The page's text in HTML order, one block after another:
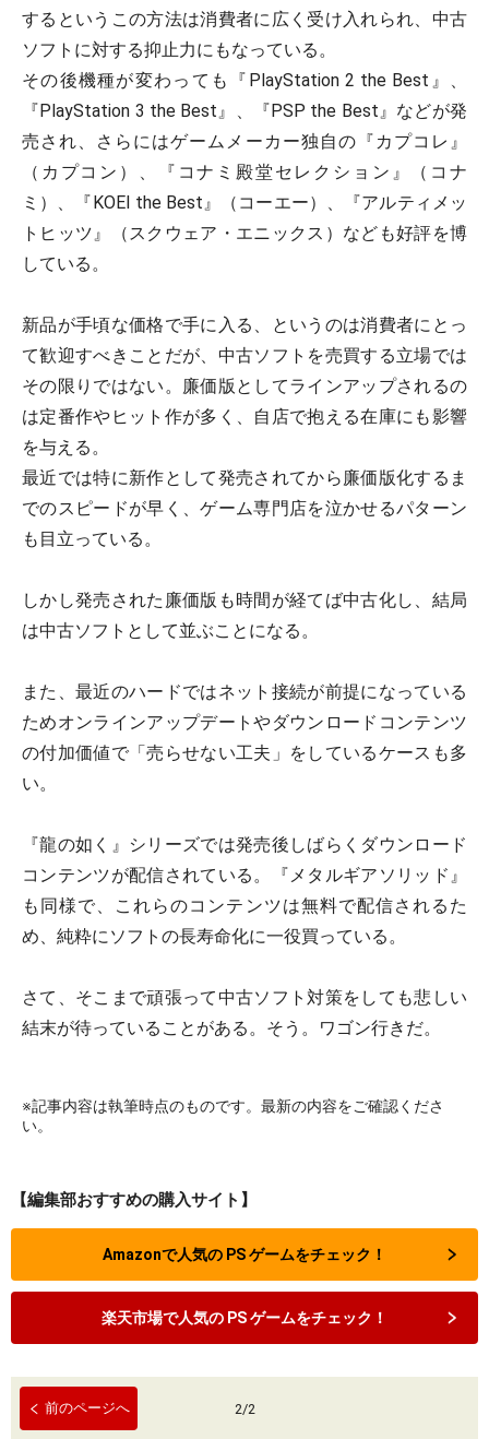
するというこの方法は消費者に広く受け入れられ、中古
ソフトに対する抑止力にもなっている。
その後機種が変わっても『PlayStation 2 the Best』、
『PlayStation 3 the Best』、『PSP the Best』などが発
売され、さらにはゲームメーカー独自の『カプコレ』
（カプコン）、『コナミ殿堂セレクション』（コナ
ミ）、『KOEI the Best』（コーエー）、『アルティメッ
トヒッツ』（スクウェア・エニックス）なども好評を博
している。
新品が手頃な価格で手に入る、というのは消費者にとっ
て歓迎すべきことだが、中古ソフトを売買する立場では
その限りではない。廉価版としてラインアップされるの
は定番作やヒット作が多く、自店で抱える在庫にも影響
を与える。
最近では特に新作として発売されてから廉価版化するま
でのスピードが早く、ゲーム専門店を泣かせるパターン
も目立っている。
しかし発売された廉価版も時間が経てば中古化し、結局
は中古ソフトとして並ぶことになる。
また、最近のハードではネット接続が前提になっている
ためオンラインアップデートやダウンロードコンテンツ
の付加価値で「売らせない工夫」をしているケースも多
い。
『龍の如く』シリーズでは発売後しばらくダウンロード
コンテンツが配信されている。『メタルギアソリッド』
も同様で、これらのコンテンツは無料で配信されるた
め、純粋にソフトの長寿命化に一役買っている。
さて、そこまで頑張って中古ソフト対策をしても悲しい
結末が待っていることがある。そう。ワゴン行きだ。
※記事内容は執筆時点のものです。最新の内容をご確認くださ
い。
【編集部おすすめの購入サイト】
Amazonで人気の PS ゲームをチェック！
楽天市場で人気の PS ゲームをチェック！
前のページへ 2/2